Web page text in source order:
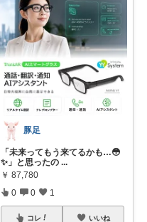
豚足
「未来ってもう来てるかも…😳
✨」と思ったの ...
￥ 87,780
0 0 1
コレ いいね